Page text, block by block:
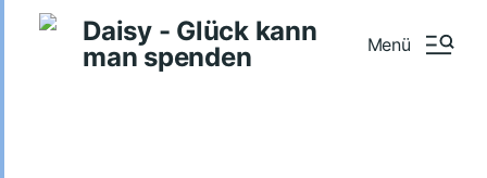
Daisy - Glück kann
man spenden
Menü